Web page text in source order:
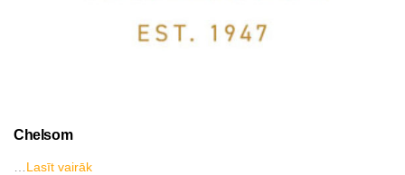
Chelsom
Lasīt vairāk